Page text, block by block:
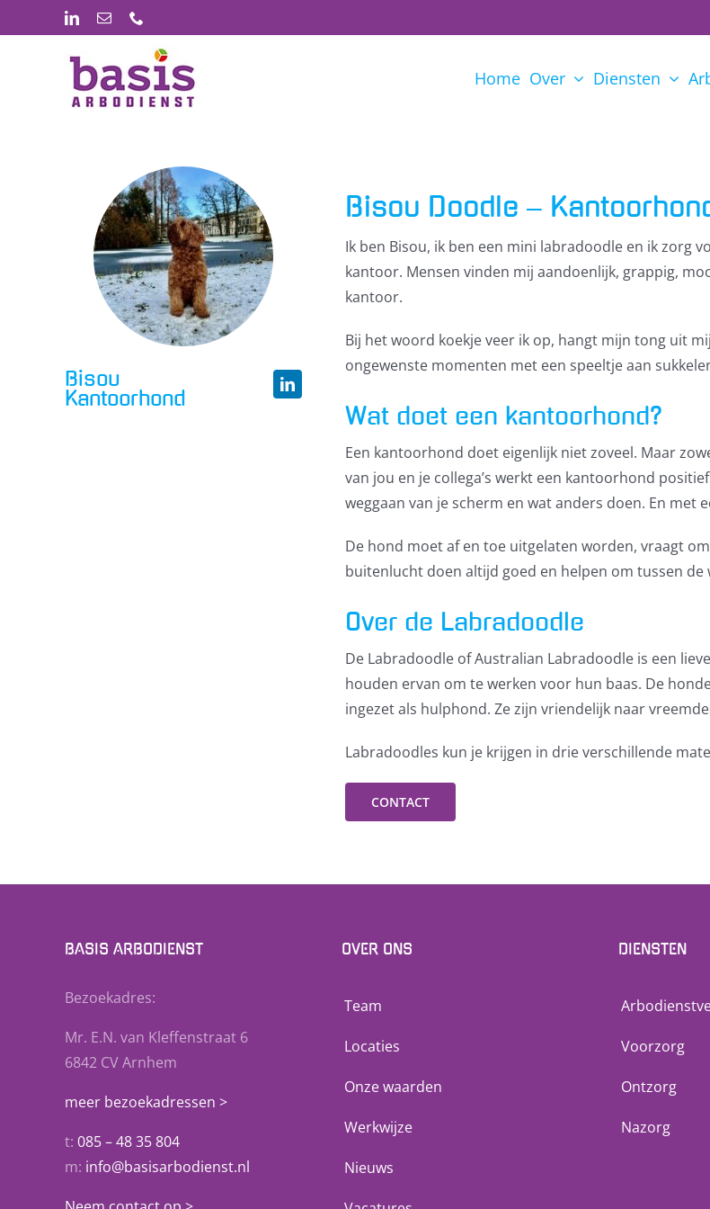
naar
LinkedIn
E-
Home Over Diensten
Bisou
Kantoorhond
Bisou Doodle –
Ik ben Bisou, ik ben een mini labradoodle en ik zorg
kantoor. Mensen vinden mij aandoenlijk, grappig,
kantoor.
Bij het woord koekje veer ik op, hangt mijn tong uit
ongewenste momenten met een speeltje aan
Wat doet een kantoorhond?
Een kantoorhond doet eigenlijk niet zoveel. Maar
van jou en je collega’s werkt een kantoorhond
weggaan van je scherm en wat anders doen. En met
De hond moet af en toe uitgelaten worden, vraagt
buitenlucht doen altijd goed en helpen om tussen
Over de Labradoodle
De Labradoodle of Australian Labradoodle is een
houden ervan om te werken voor hun baas. De
ingezet als hulphond. Ze zijn vriendelijk naar
Labradoodles kun je krijgen in drie verschillende
CONTACT
BASIS ARBODIENST
Bezoekadres:
Mr. E.N. van Kleffenstraat 6
6842 CV Arnhem
meer bezoekadressen >
t: 085 – 48 35 804
m: info@basisarbodienst.nl
OVER ONS
Team
Locaties
Onze waarden
Werkwijze
Nieuws
DIENSTEN
Voorzorg
Ontzorg
Nazorg